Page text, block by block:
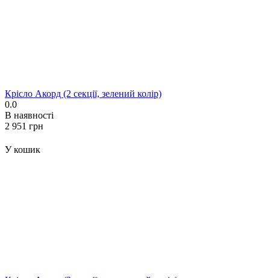
Крісло Акорд (2 секції, зелений колір)
0.0
В наявності
‍2 951‍ грн
У кошик